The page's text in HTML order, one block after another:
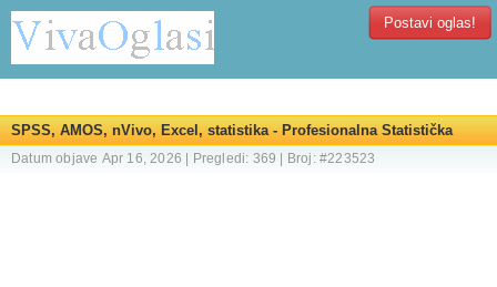
Postavi oglas!
SPSS, AMOS, nVivo, Excel, statistika - Profesionalna Statistička
Agencija - Vaš Pouzdan Partner za Analizu Podataka
Datum objave Apr 16, 2026 | Pregledi: 369 | Broj: #223523